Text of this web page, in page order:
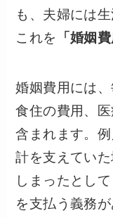
も、夫婦には
これを
「婚姻費
婚姻費用には
食住の費用、
含まれます。
計を支えてい
しまったとし
を支払う義務